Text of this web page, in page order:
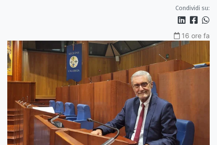
Condividi su:
16 ore fa